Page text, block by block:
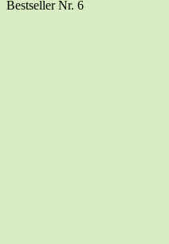
Best­sel­ler Nr. 6